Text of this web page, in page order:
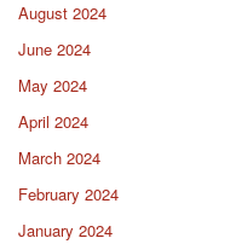
August 2024
June 2024
May 2024
April 2024
March 2024
February 2024
January 2024